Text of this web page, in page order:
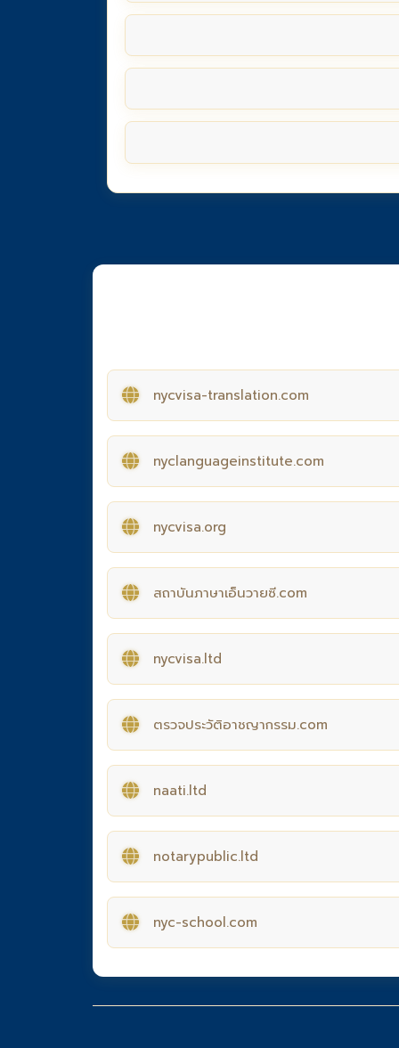
nycvisa-translation.com
nyclanguageinstitute.com
nycvisa.org
สถาบันภาษาเอ็นวายซี.com
nycvisa.ltd
ตรวจประวัติอาชญากรรม.com
naati.ltd
notarypublic.ltd
nyc-school.com